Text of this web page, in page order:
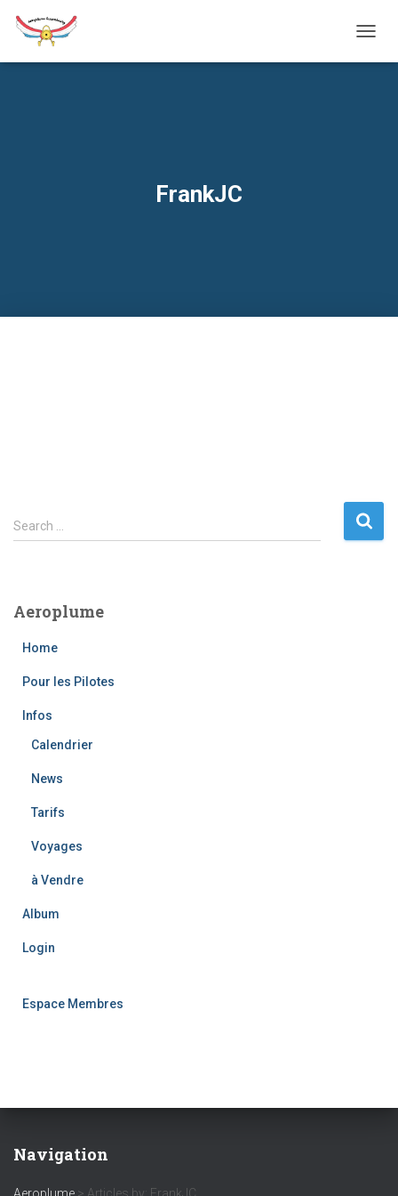
FrankJC
S
e
h
Search …
Aeroplume
Home
Pour les Pilotes
Infos
Calendrier
News
Tarifs
Voyages
à Vendre
Album
Login
Espace Membres
Navigation